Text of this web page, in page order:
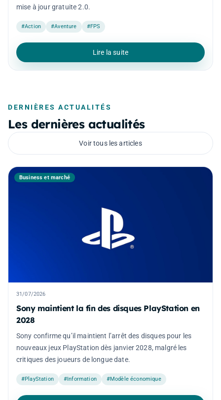
mise à jour gratuite 2.0.
#Action #Aventure #FPS
Lire la suite
DERNIÈRES ACTUALITÉS
Les dernières actualités
Voir tous les articles
Business et marché
31/07/2026
Sony maintient la fin des disques PlayStation en
2028
Sony confirme qu’il maintient l’arrêt des disques pour les
nouveaux jeux PlayStation dès janvier 2028, malgré les
critiques des joueurs de longue date.
#PlayStation #Information #Modèle économique